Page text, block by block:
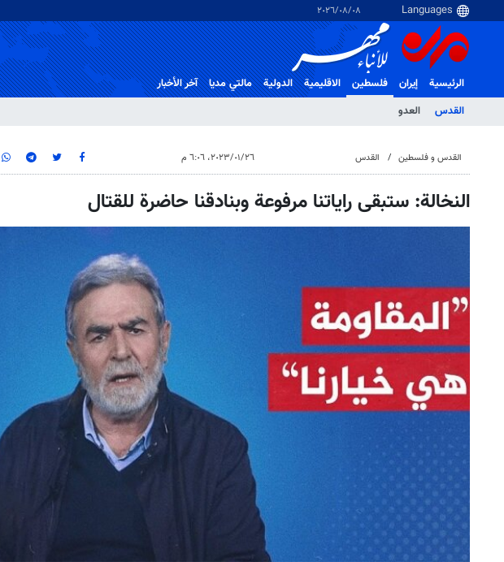
٠٨‏/٠٨‏/٢٠٢٦
الرئيسية إيران
فلسطین
القدس
العدو
الاقلیمیة الدولية مالتي مدیا آخر الأخبار
القدس و فلسطین القدس ٢٦‏/٠١‏/٢٠٢٣، ٦:٠٦ م
النخالة: ستبقى راياتنا مرفوعة وبنادقنا حاضرة للقتال